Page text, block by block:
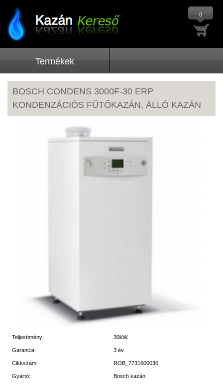
0
Termékek
BOSCH CONDENS 3000F-30 ERP
KONDENZÁCIÓS FŰTŐKAZÁN, ÁLLÓ KAZÁN
Teljesítmény: 30kW.
Garancia: 3 év
Cikkszám: ROB_7731600030
Gyártó: Bosch kazán